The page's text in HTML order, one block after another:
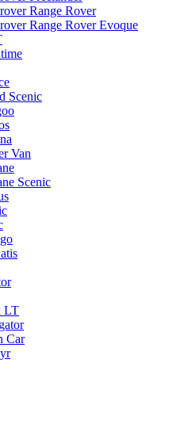
Range Rover
Range Rover Evoque
Scenic
Van
Scenic
LT
Car